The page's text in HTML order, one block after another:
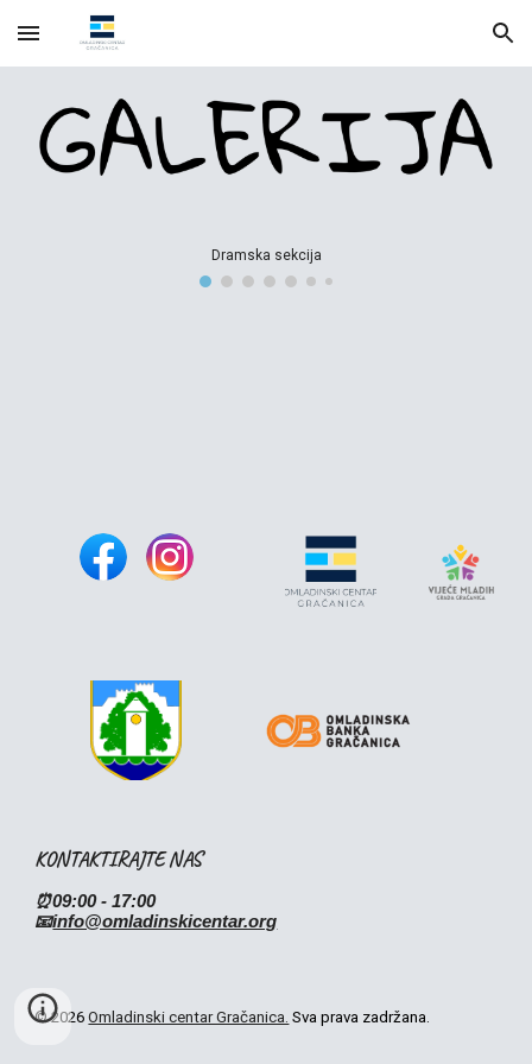
Skip to main content Skip to navigation
Dramska sekcija
KONTAKTIRAJTE NAS
⏰09:00 - 17:00
📧info@omladinskicentar.org
© 2026 Omladinski centar Gračanica. Sva prava zadržana.